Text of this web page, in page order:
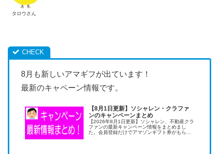
タロウさん
8月も新しいアマギフが出ています！
最新のキャペーン情報です。
【8月1日更新】ソシャレン・クラファ
ンのキャンペーンまとめ
【2026年8月1日更新】ソシャレン、不動産クラ
ファンの最新キャンペーン情報をまとめまし
た。会員登録だけでアマゾンギフト券がもらえ